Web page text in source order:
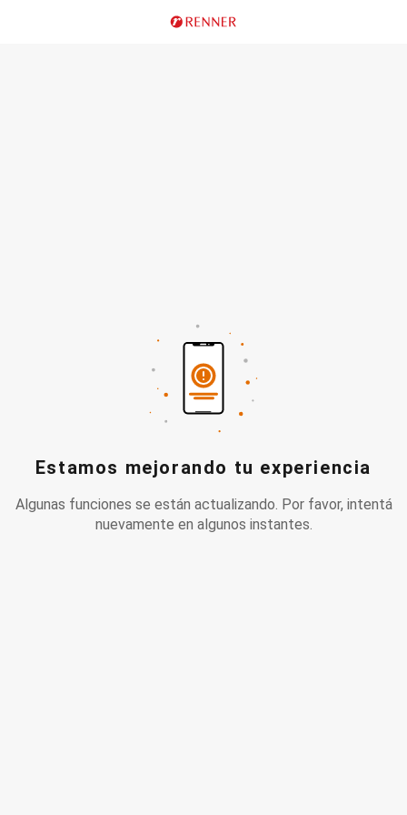
Estamos mejorando tu experiencia
Algunas funciones se están actualizando. Por favor, intentá
nuevamente en algunos instantes.